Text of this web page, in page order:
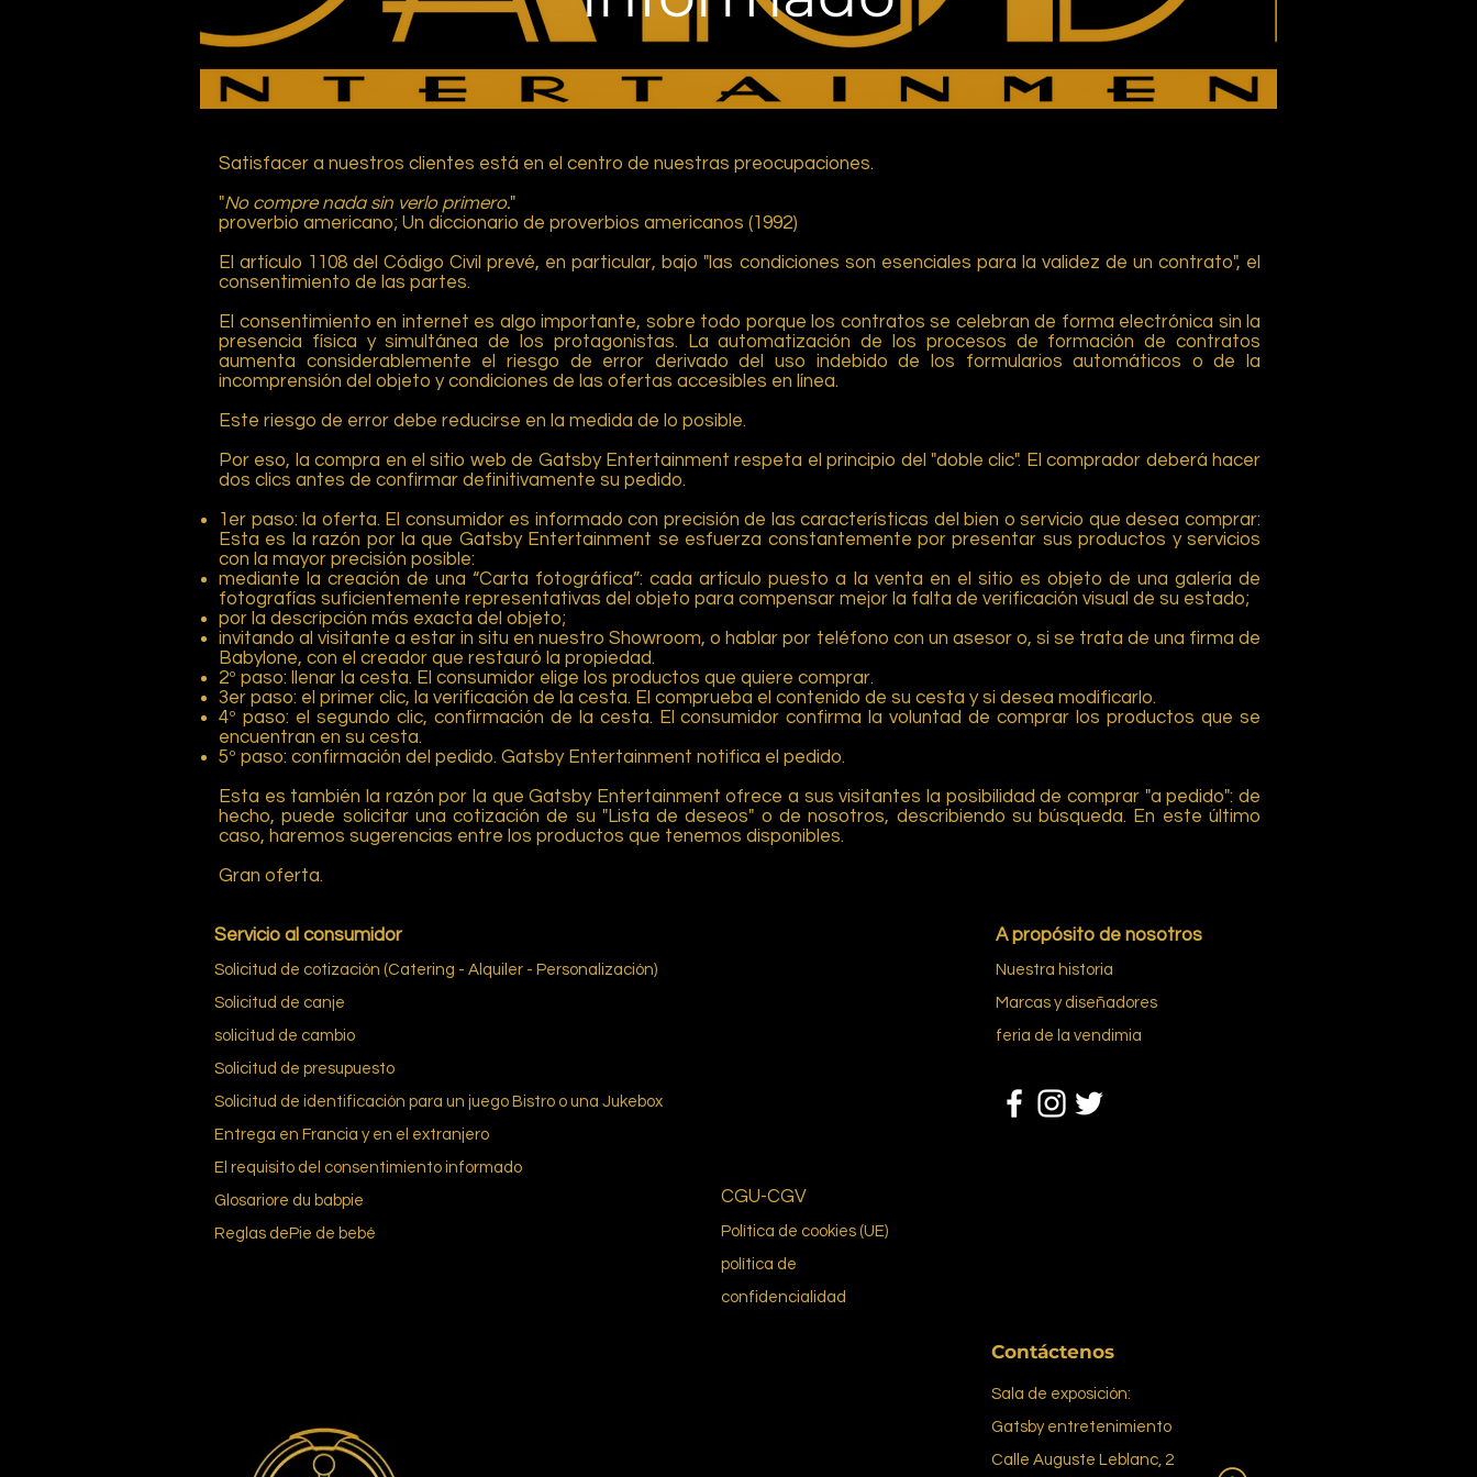
Satisfacer a nuestros clientes está en el centro de nuestras preocupaciones.
"No compre nada sin verlo primero."
proverbio americano; Un diccionario de proverbios americanos (1992)
El artículo 1108 del Código Civil prevé, en particular, bajo "las condiciones son esenciales para la validez de un contrato", el
consentimiento de las partes.
El consentimiento en internet es algo importante, sobre todo porque los contratos se celebran de forma electrónica sin la
presencia física y simultánea de los protagonistas. La automatización de los procesos de formación de contratos
aumenta considerablemente el riesgo de error derivado del uso indebido de los formularios automáticos o de la
incomprensión del objeto y condiciones de las ofertas accesibles en línea.
Este riesgo de error debe reducirse en la medida de lo posible.
Por eso, la compra en el sitio web de Gatsby Entertainment respeta el principio del "doble clic". El comprador deberá hacer
dos clics antes de confirmar definitivamente su pedido.
1er paso: la oferta. El consumidor es informado con precisión de las características del bien o servicio que desea comprar:
Esta es la razón por la que Gatsby Entertainment se esfuerza constantemente por presentar sus productos y servicios
con la mayor precisión posible:
mediante la creación de una “Carta fotográfica”: cada artículo puesto a la venta en el sitio es objeto de una galería de
fotografías suficientemente representativas del objeto para compensar mejor la falta de verificación visual de su estado;
por la descripción más exacta del objeto;
invitando al visitante a estar in situ en nuestro Showroom, o hablar por teléfono con un asesor o, si se trata de una firma de
Babylone, con el creador que restauró la propiedad.
2º paso: llenar la cesta. El consumidor elige los productos que quiere comprar.
3er paso: el primer clic, la verificación de la cesta. El comprueba el contenido de su cesta y si desea modificarlo.
4º paso: el segundo clic, confirmación de la cesta. El consumidor confirma la voluntad de comprar los productos que se
encuentran en su cesta.
5º paso: confirmación del pedido. Gatsby Entertainment notifica el pedido.
Esta es también la razón por la que Gatsby Entertainment ofrece a sus visitantes la posibilidad de comprar "a pedido": de
hecho, puede solicitar una cotización de su "Lista de deseos" o de nosotros, describiendo su búsqueda. En este último
caso, haremos sugerencias entre los productos que tenemos disponibles.
Gran oferta.
Servicio al consumidor
Solicitud de cotización (Catering - Alquiler - Personalización)
Solicitud de canje
solicitud de cambio
Solicitud de presupuesto
Solicitud de identificación para un juego Bistro o una Jukebox
Entrega en Francia y en el extranjero
El requisito del consentimiento informado
Glosariore du babpie
Reglas de Pie de bebé
CGU-CGV
Política de cookies (UE)
política de
confidencialidad
A propósito de nosotros
Nuestra historia
Marcas y diseñadores
feria de la vendimia
Contáctenos
Sala de exposición:
Gatsby entretenimiento
Calle Auguste Leblanc, 2